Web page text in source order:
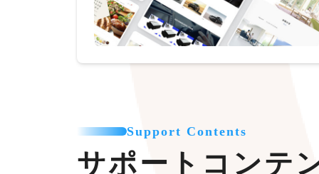
Support Contents
サポートコンテ